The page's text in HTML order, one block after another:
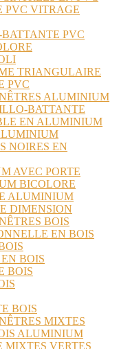
PVC VITRAGE
PVC
TRIANGULAIRE
PVC
ALUMINIUM
BATTANTE
EN ALUMINIUM
NOIRES EN
AVEC PORTE
BICOLORE
ALUMINIUM
DIMENSION
BOIS
EN BOIS
BOIS
BOIS
BOIS
MIXTES
ALUMINIUM
MIXTES VERTES